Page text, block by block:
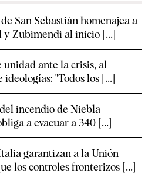
San Sebastián homenajea a
y Zubimendi al inicio [...]
unidad ante la crisis, al
ideologías: "Todos los [...]
incendio de Niebla
a evacuar a 340 [...]
garantizan a la Unión
los controles fronterizos [...]